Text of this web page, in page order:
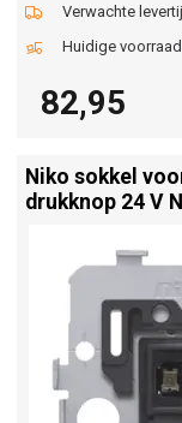
Verwachte
Huidige
82,95
Niko sokkel
drukknop 24 V